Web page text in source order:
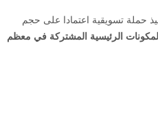
حملة تسويقية اعتمادا على حجم
الرئيسية المشتركة في معظم